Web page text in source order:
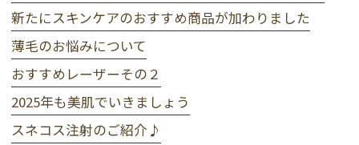
新たにスキンケアのおすすめ商品が加わりました
薄毛のお悩みについて
おすすめレーザーその２
2025年も美肌でいきましょう
スネコス注射のご紹介♪